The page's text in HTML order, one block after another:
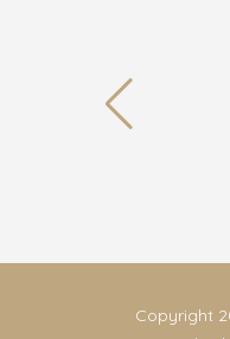
Copyright